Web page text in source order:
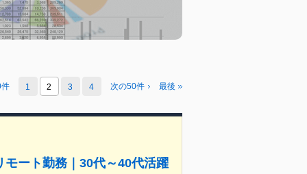
1 2 3 4 次の50件 最後
ート勤務｜30代～40代活躍